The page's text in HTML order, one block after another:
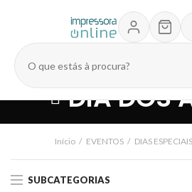
Pesquisar
produtos
DIA DOS
Início EVENTOS DIAS ESPECIAIS
SUBCATEGORIAS